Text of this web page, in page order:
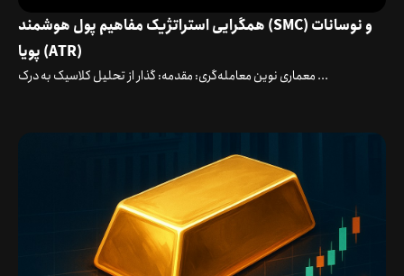
همگرایی استراتژیک مفاهیم پول هوشمند (SMC) و نوسانات
پویا (ATR)
معماری نوین معامله‌گری: مقدمه: گذار از تحلیل کلاسیک به درک ...